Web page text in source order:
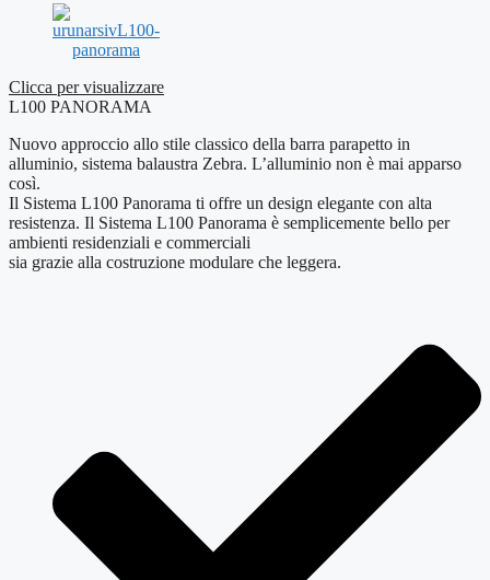
Clicca per visualizzare
L100 PANORAMA
Nuovo approccio allo stile classico della barra parapetto in
alluminio, sistema balaustra Zebra. L’alluminio non è mai apparso
così.
Il Sistema L100 Panorama ti offre un design elegante con alta
resistenza. Il Sistema L100 Panorama è semplicemente bello per
ambienti residenziali e commerciali
sia grazie alla costruzione modulare che leggera.